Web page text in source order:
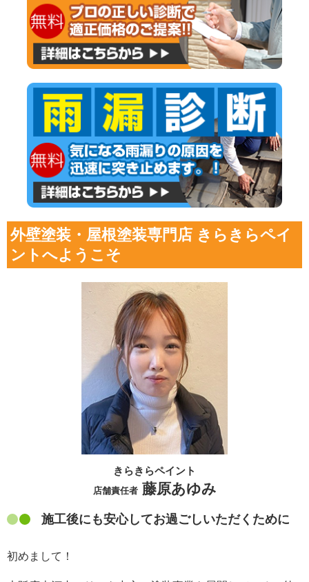
外壁塗装・屋根塗装専門店 きらきらペイ
ントへようこそ
きらきらペイント
店舗責任者藤原あゆみ
施工後にも安心してお過ごしいただくために
初めまして！